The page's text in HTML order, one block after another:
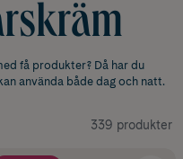
få produkter? Då har du
använda både dag och natt.
339 produkter